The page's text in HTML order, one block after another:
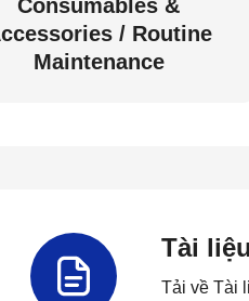
Consumables &
/ Routine
Maintenance
Tài
Tải về Tài